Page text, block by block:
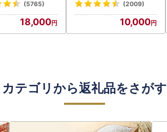
(5765)
18,000
N-Limited-SP
(2009)
10,000
カテゴリから返礼品をさがす